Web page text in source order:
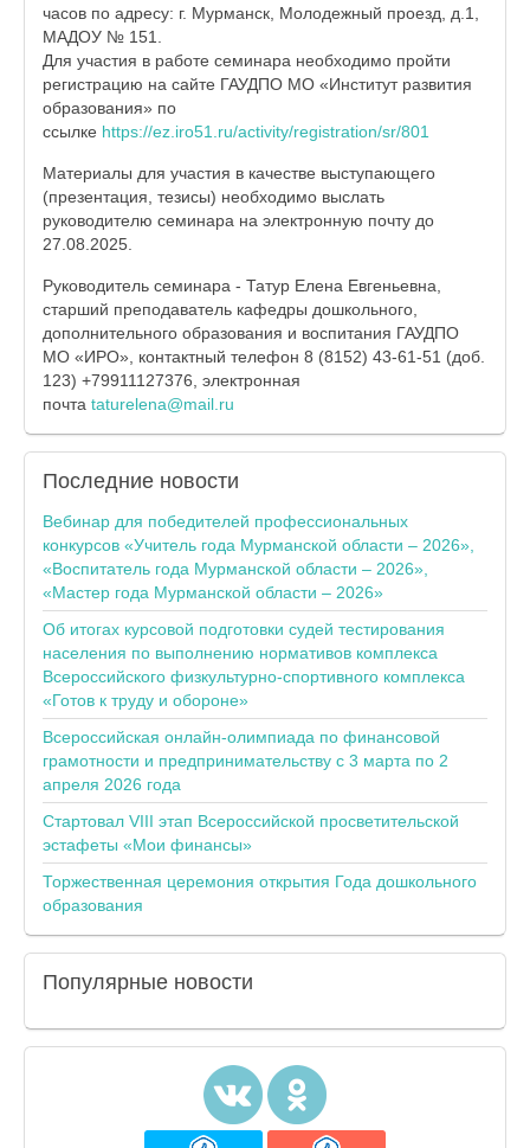
часов по адресу: г. Мурманск, Молодежный проезд, д.1,
МАДОУ № 151.
Для участия в работе семинара необходимо пройти
регистрацию на сайте ГАУДПО МО «Институт развития
образования» по
ссылке https://ez.iro51.ru/activity/registration/sr/801
Материалы для участия в качестве выступающего
(презентация, тезисы) необходимо выслать
руководителю семинара на электронную почту до
27.08.2025.
Руководитель семинара - Татур Елена Евгеньевна,
старший преподаватель кафедры дошкольного,
дополнительного образования и воспитания ГАУДПО
МО «ИРО», контактный телефон 8 (8152) 43-61-51 (доб.
123) +79911127376, электронная
почта taturelena@mail.ru
Последние новости
Вебинар для победителей профессиональных
конкурсов «Учитель года Мурманской области – 2026»,
«Воспитатель года Мурманской области – 2026»,
«Мастер года Мурманской области – 2026»
Об итогах курсовой подготовки судей тестирования
населения по выполнению нормативов комплекса
Всероссийского физкультурно-спортивного комплекса
«Готов к труду и обороне»
Всероссийская онлайн-олимпиада по финансовой
грамотности и предпринимательству с 3 марта по 2
апреля 2026 года
Стартовал VIII этап Всероссийской просветительской
эстафеты «Мои финансы»
Торжественная церемония открытия Года дошкольного
образования
Популярные новости